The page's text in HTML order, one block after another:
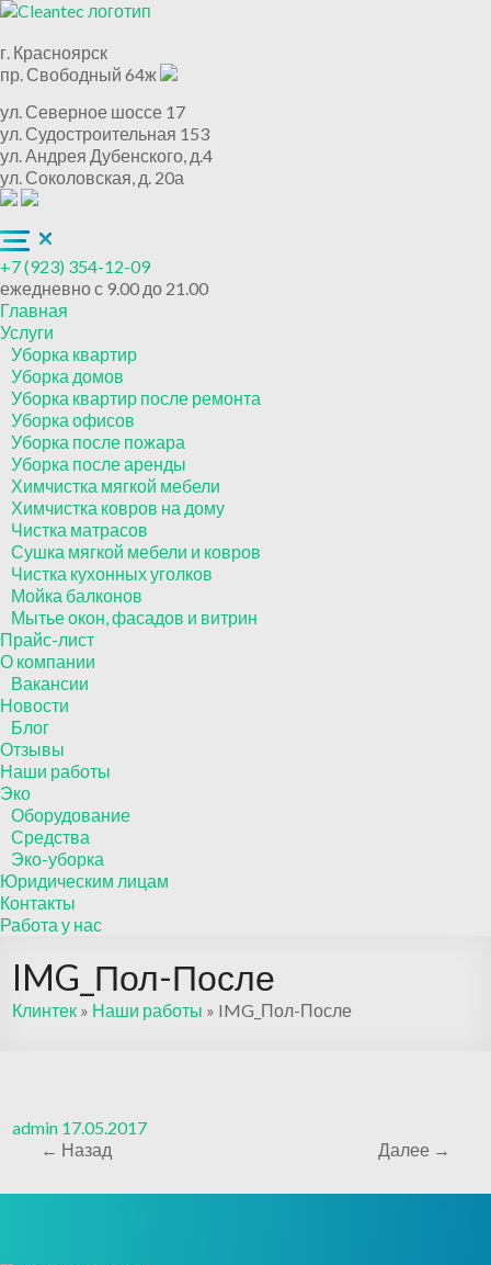
г. Красноярск
пр. Свободный 64ж
ул. Северное шоссе 17
ул. Судостроительная 153
ул. Андрея Дубенского, д.4
ул. Соколовская, д. 20а
+7 (923) 354-12-09
ежедневно с 9.00 до 21.00
Главная
Услуги
Уборка квартир
Уборка домов
Уборка квартир после ремонта
Уборка офисов
Уборка после пожара
Уборка после аренды
Химчистка мягкой мебели
Химчистка ковров на дому
Чистка матрасов
Сушка мягкой мебели и ковров
Чистка кухонных уголков
Мойка балконов
Мытье окон, фасадов и витрин
Прайс-лист
О компании
Вакансии
Новости
Блог
Отзывы
Наши работы
Эко
Оборудование
Средства
Эко-уборка
Юридическим лицам
Контакты
Работа у нас
IMG_Пол-После
Клинтек » Наши работы » IMG_Пол-После
admin 17.05.2017
← Назад
Далее →